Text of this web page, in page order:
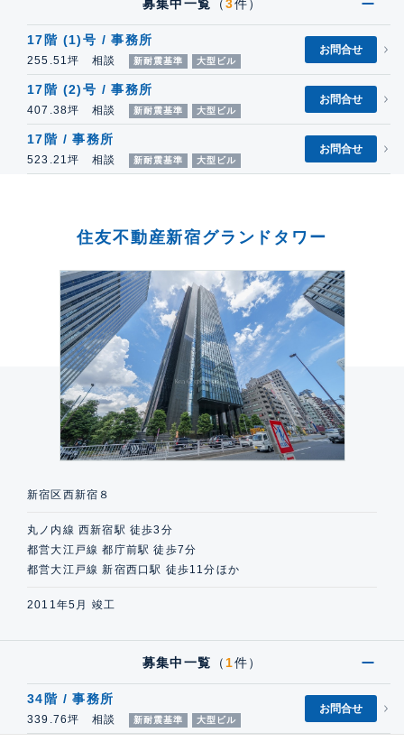
募集中一覧 （3件）
17階 (1)号 / 事務所
255.51坪 相談 新耐震基準 大型ビル
お問合せ
17階 (2)号 / 事務所
407.38坪 相談 新耐震基準 大型ビル
お問合せ
17階 / 事務所
523.21坪 相談 新耐震基準 大型ビル
お問合せ
住友不動産新宿グランドタワー
新宿区西新宿８
丸ノ内線 西新宿駅 徒歩3分
都営大江戸線 都庁前駅 徒歩7分
都営大江戸線 新宿西口駅 徒歩11分ほか
2011年5月 竣工
募集中一覧 （1件）
34階 / 事務所
339.76坪 相談 新耐震基準 大型ビル
お問合せ